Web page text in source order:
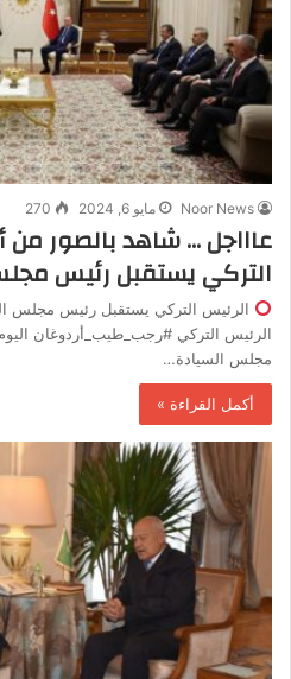
Noor News مايو 6, 2024 270
عاااجل … شاهد بالصور من
التركي يستقبل رئيس
الرئيس التركي #رجب_طيب_أردوغان
مجلس السيادة…
أكمل القراءة »